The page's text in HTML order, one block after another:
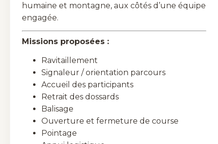
humaine et montagne, aux côtés d’une équipe
engagée.
Missions proposées :
Ravitaillement
Signaleur / orientation parcours
Accueil des participants
Retrait des dossards
Balisage
Ouverture et fermeture de course
Pointage